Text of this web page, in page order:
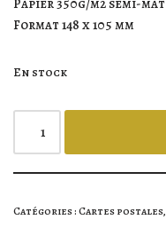
Papier 350g/m2 semi-mat
Format 148 x 105 mm
En stock
Catégories :Cartes postales,